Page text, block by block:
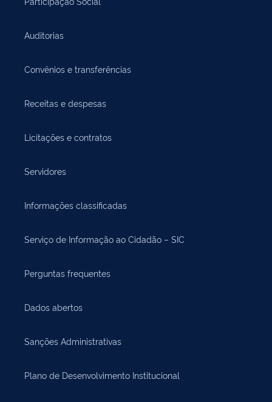
Auditorias
Convênios e transferências
Receitas e despesas
Licitações e contratos
Servidores
Informações classificadas
Serviço de Informação ao Cidadão – SIC
Perguntas frequentes
Dados abertos
Sanções Administrativas
Plano de Desenvolvimento Institucional